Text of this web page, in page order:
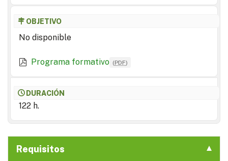
OBJETIVO
No disponible
Programa formativo (PDF)
DURACIÓN
122 h.
Requisitos